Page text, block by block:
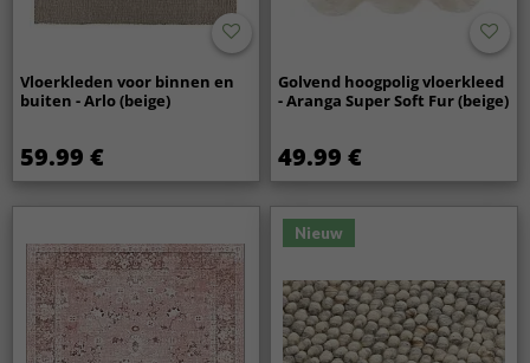
Vloerkleden voor binnen en
buiten - Arlo (beige)
59.99 €
Golvend hoogpolig vloerkleed
- Aranga Super Soft Fur (beige)
49.99 €
Nieuw